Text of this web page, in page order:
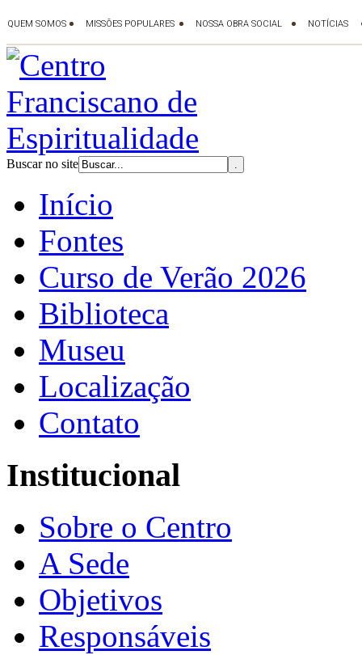
Buscar no site
Início
Fontes
Curso de Verão 2026
Biblioteca
Museu
Localização
Contato
Institucional
Sobre o Centro
A Sede
Objetivos
Responsáveis